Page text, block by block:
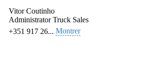
Vitor Coutinho
Administrator Truck Sales
+351 917 26... Montrer